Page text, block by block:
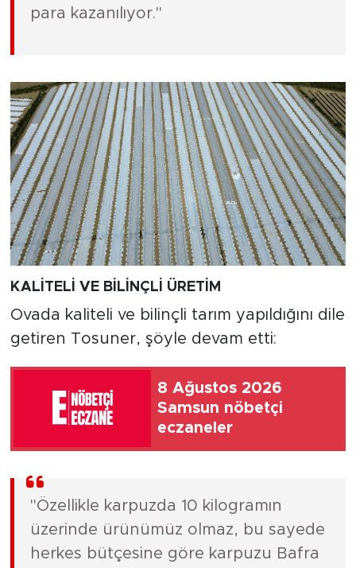
para kazanılıyor."
KALİTELİ VE BİLİNÇLİ ÜRETİM
Ovada kaliteli ve bilinçli tarım yapıldığını dile
getiren Tosuner, şöyle devam etti:
8 Ağustos 2026
Samsun nöbetçi
eczaneler
"Özellikle karpuzda 10 kilogramın
üzerinde ürünümüz olmaz, bu sayede
herkes bütçesine göre karpuzu Bafra